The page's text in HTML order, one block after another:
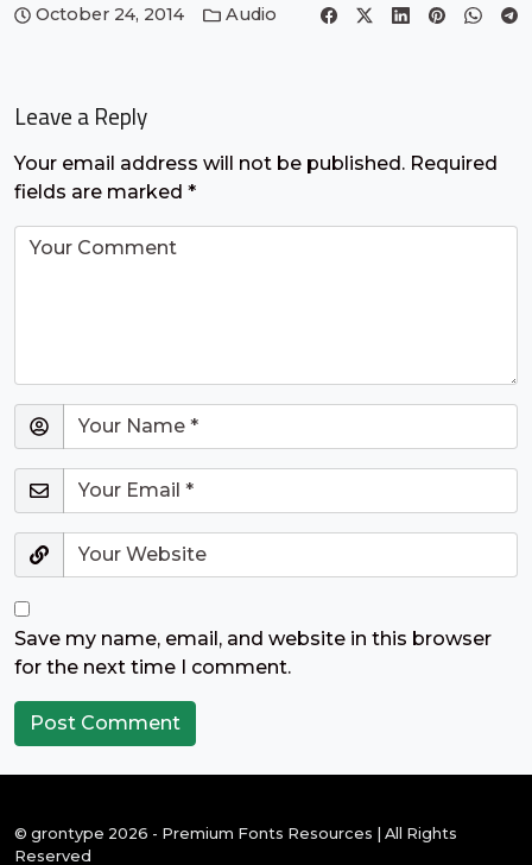
October 24, 2014 Audio
Leave a Reply
Your email address will not be published. Required
fields are marked *
Save my name, email, and website in this browser
for the next time I comment.
© grontype 2026 - Premium Fonts Resources | All Rights
Reserved